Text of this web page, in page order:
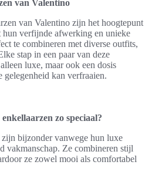
van Valentino
van Valentino zijn het hoogtepunt
hun verfijnde afwerking en unieke
te combineren met diverse outfits,
stap in een paar van deze
luxe, maar ook een dosis
kan verfraaien.
zo speciaal?
bijzonder vanwege hun luxe
vakmanschap. Ze combineren stijl
ze zowel mooi als comfortabel